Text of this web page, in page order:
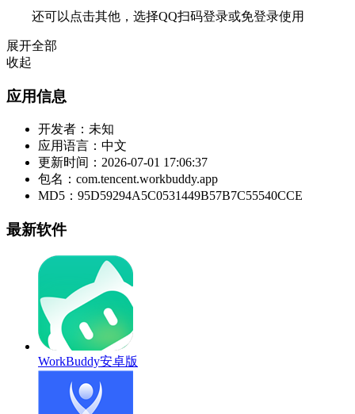
还可以点击其他，选择QQ扫码登录或免登录使用
展开全部
收起
应用信息
开发者： 未知
应用语言： 中文
更新时间： 2026-07-01 17:06:37
包名： com.tencent.workbuddy.app
MD5： 95D59294A5C0531449B57B7C55540CCE
最新软件
WorkBuddy安卓版